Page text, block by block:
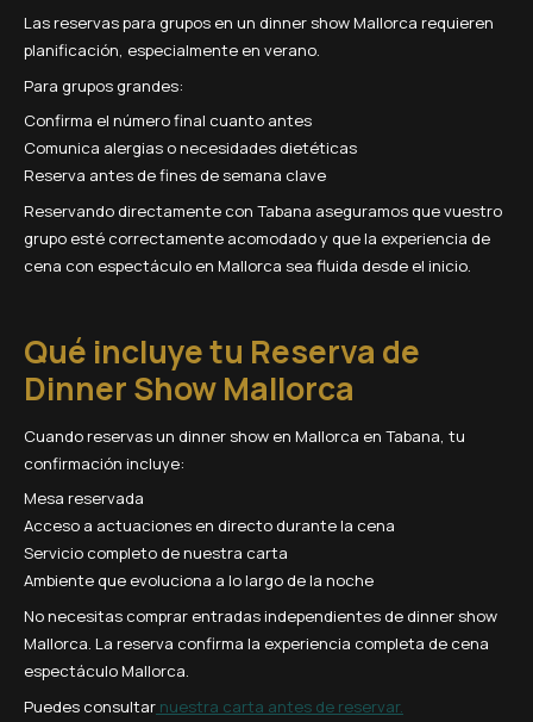
Las reservas para grupos en un dinner show Mallorca requieren
planificación, especialmente en verano.
Para grupos grandes:
Confirma el número final cuanto antes
Comunica alergias o necesidades dietéticas
Reserva antes de fines de semana clave
Reservando directamente con Tabana aseguramos que vuestro
grupo esté correctamente acomodado y que la experiencia de
cena con espectáculo en Mallorca sea fluida desde el inicio.
Qué incluye tu Reserva de
Dinner Show Mallorca
Cuando reservas un dinner show en Mallorca en Tabana, tu
confirmación incluye:
Mesa reservada
Acceso a actuaciones en directo durante la cena
Servicio completo de nuestra carta
Ambiente que evoluciona a lo largo de la noche
No necesitas comprar entradas independientes de dinner show
Mallorca. La reserva confirma la experiencia completa de cena
espectáculo Mallorca.
Puedes consultar nuestra carta antes de reservar.